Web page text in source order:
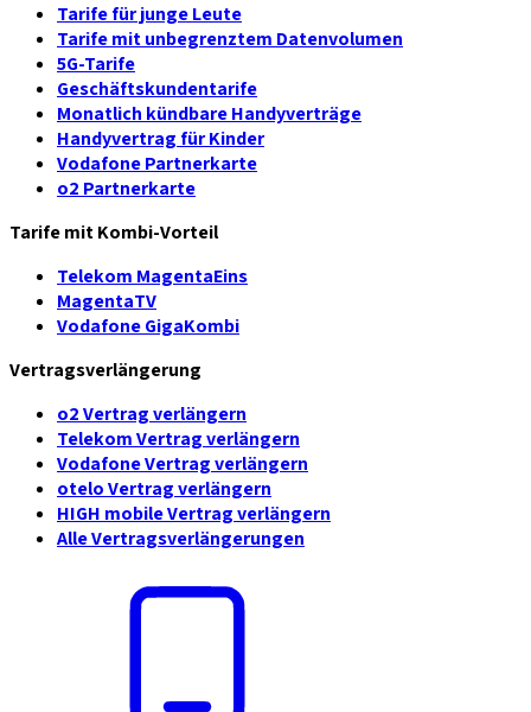
Tarife für junge Leute
Tarife mit unbegrenztem Datenvolumen
5G-Tarife
Geschäftskundentarife
Monatlich kündbare Handyverträge
Handyvertrag für Kinder
Vodafone Partnerkarte
o2 Partnerkarte
Tarife mit Kombi-Vorteil
Telekom MagentaEins
MagentaTV
Vodafone GigaKombi
Vertragsverlängerung
o2 Vertrag verlängern
Telekom Vertrag verlängern
Vodafone Vertrag verlängern
otelo Vertrag verlängern
HIGH mobile Vertrag verlängern
Alle Vertragsverlängerungen